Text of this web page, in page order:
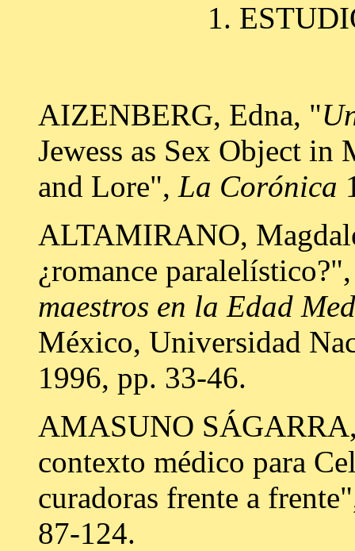
1.
AIZENBERG, Edna, "
Jewess as Sex Object
and Lore", La Corónica
ALTAMIRANO,
¿romance
maestros en la Edad
México, Universidad
1996, pp. 33-46.
AMASUNO
contexto médico para
curadoras frente a
87-124.